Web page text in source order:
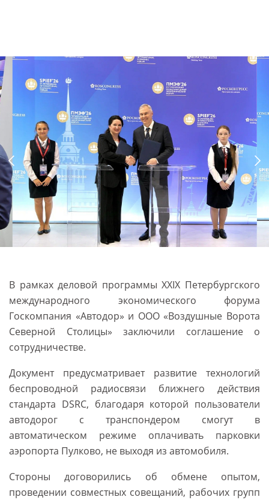
В рамках деловой программы XXIX Петербургского
международного экономического форума
Госкомпания «Автодор» и ООО «Воздушные Ворота
Северной Столицы» заключили соглашение о
сотрудничестве.
Документ предусматривает развитие технологий
беспроводной радиосвязи ближнего действия
стандарта DSRC, благодаря которой пользователи
автодорог с транспондером смогут в
автоматическом режиме оплачивать парковки
аэропорта Пулково, не выходя из автомобиля.
Стороны договорились об обмене опытом,
проведении совместных совещаний, рабочих групп